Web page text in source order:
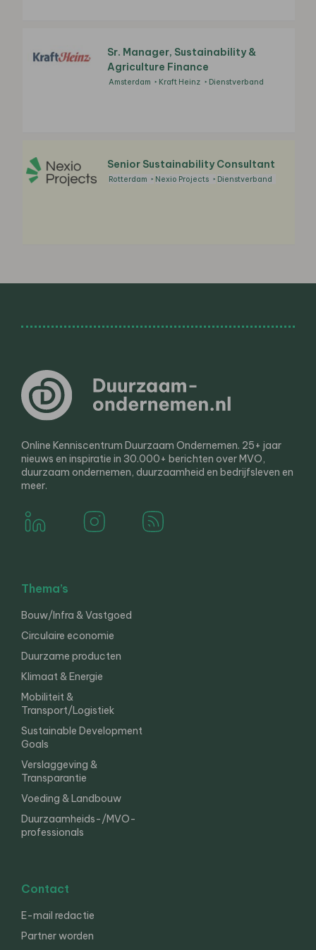
Sr. Manager, Sustainability &
Agriculture Finance
Amsterdam Kraft Heinz Dienstverband
Senior Sustainability Consultant
Rotterdam Nexio Projects Dienstverband
Online Kenniscentrum Duurzaam Ondernemen. 25+ jaar
nieuws en inspiratie in 30.000+ berichten over MVO,
duurzaam ondernemen, duurzaamheid en bedrijfsleven en
meer.
Thema’s
Bouw/Infra & Vastgoed
Circulaire economie
Duurzame producten
Klimaat & Energie
Mobiliteit &
Transport/Logistiek
Sustainable Development
Goals
Verslaggeving &
Transparantie
Voeding & Landbouw
Duurzaamheids-/MVO-
professionals
Contact
E-mail redactie
Partner worden